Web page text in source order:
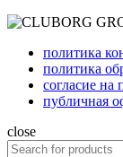
политика
политика
согласие
публичная
close